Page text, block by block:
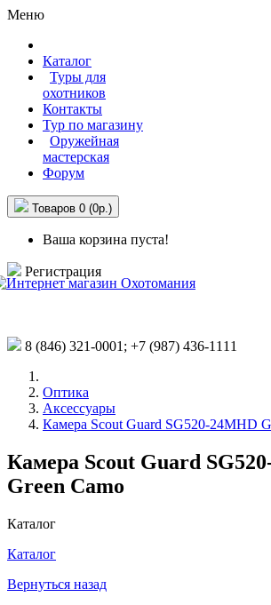
Меню
Каталог
Туры для
охотников
Контакты
Тур по магазину
Оружейная
мастерская
Форум
Товаров 0 (0р.)
Ваша корзина пуста!
Регистрация
8 (846) 321-0001; +7 (987) 436-1111
Оптика
Аксессуары
Камера Scout Guard SG520-24MHD
Камера Scout Guard
Green Camo
Каталог
Каталог
Вернуться назад